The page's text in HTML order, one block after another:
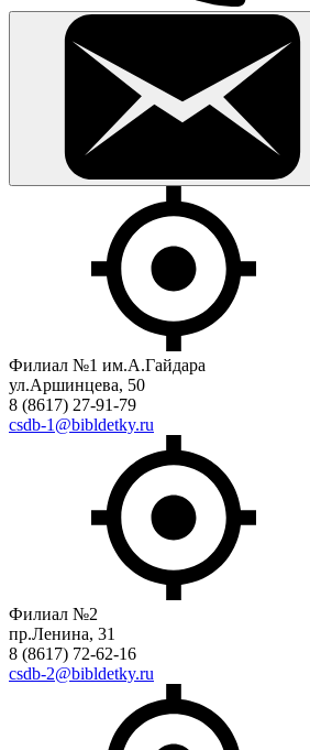
Филиал №1 им.А.Гайдара
ул.Аршинцева, 50
8 (8617) 27-91-79
csdb-1@bibldetky.ru
Филиал №2
пр.Ленина, 31
8 (8617) 72-62-16
csdb-2@bibldetky.ru